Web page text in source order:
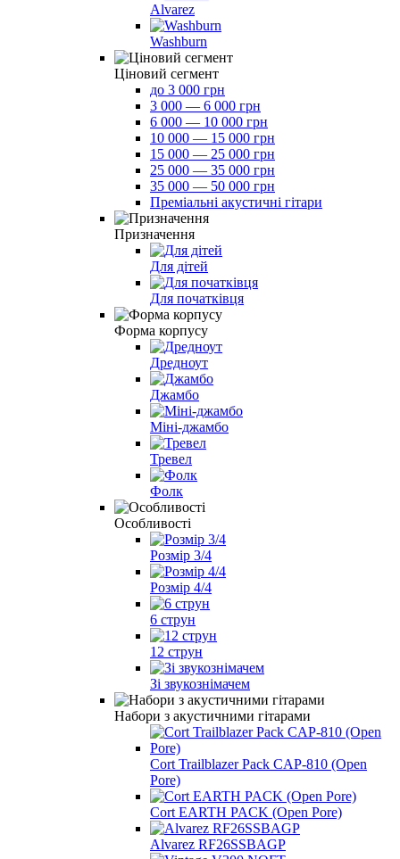
Alvarez
Washburn
Ціновий сегмент
до 3 000 грн
3 000 — 6 000 грн
6 000 — 10 000 грн
10 000 — 15 000 грн
15 000 — 25 000 грн
25 000 — 35 000 грн
35 000 — 50 000 грн
Преміальні акустичні гітари
Призначення
Для дітей
Для початківця
Форма корпусу
Дредноут
Джамбо
Міні-джамбо
Тревел
Фолк
Особливості
Розмір 3/4
Розмір 4/4
6 струн
12 струн
Зі звукознімачем
Набори з акустичними гітарами
Cort Trailblazer Pack CAP-810 (Open
Pore)
Cort EARTH PACK (Open Pore)
Alvarez RF26SSBAGP